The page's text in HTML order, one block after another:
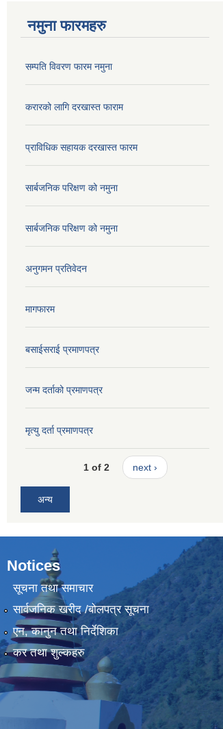
नमुना फारमहरु
सम्पति विवरण फारम नमुना
करारको लागि दरखास्त फाराम
प्राविधिक सहायक दरखास्त फारम
सार्बजनिक परिक्षण को नमुना
सार्बजनिक परिक्षण को नमुना
अनुगमन प्रतिवेदन
मागफारम
बसाईसराई प्रमाणपत्र
जन्म दर्ताको प्रमाणपत्र
मृत्यु दर्ता प्रमाणपत्र
1 of 2 next ›
अन्य
Notices
सूचना तथा समाचार
सार्वजनिक खरीद /बोलपत्र सूचना
एन, कानुन तथा निर्देशिका
कर तथा शुल्कहरु